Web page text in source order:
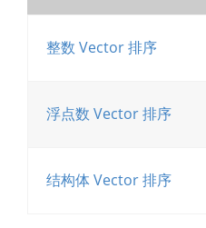
整数 Vector 排序
浮点数 Vector 排序
结构体 Vector 排序